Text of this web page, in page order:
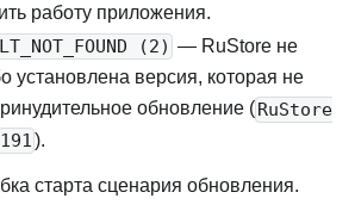
работу приложения.
(2) — RuStore не
установлена версия, которая не
обновление (RuStore
191).
старта сценария обновления.